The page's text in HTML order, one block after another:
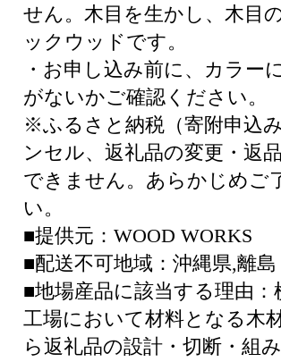
せん。木目を生かし、木目
ックウッドです。
・お申し込み前に、カラー
がないかご確認ください。
※ふるさと納税（寄附申込
ンセル、返礼品の変更・返
できません。あらかじめご
い。
■提供元：WOOD WORKS
■配送不可地域：沖縄県,離島
■地場産品に該当する理由：
工場において材料となる木
ら返礼品の設計・切断・組